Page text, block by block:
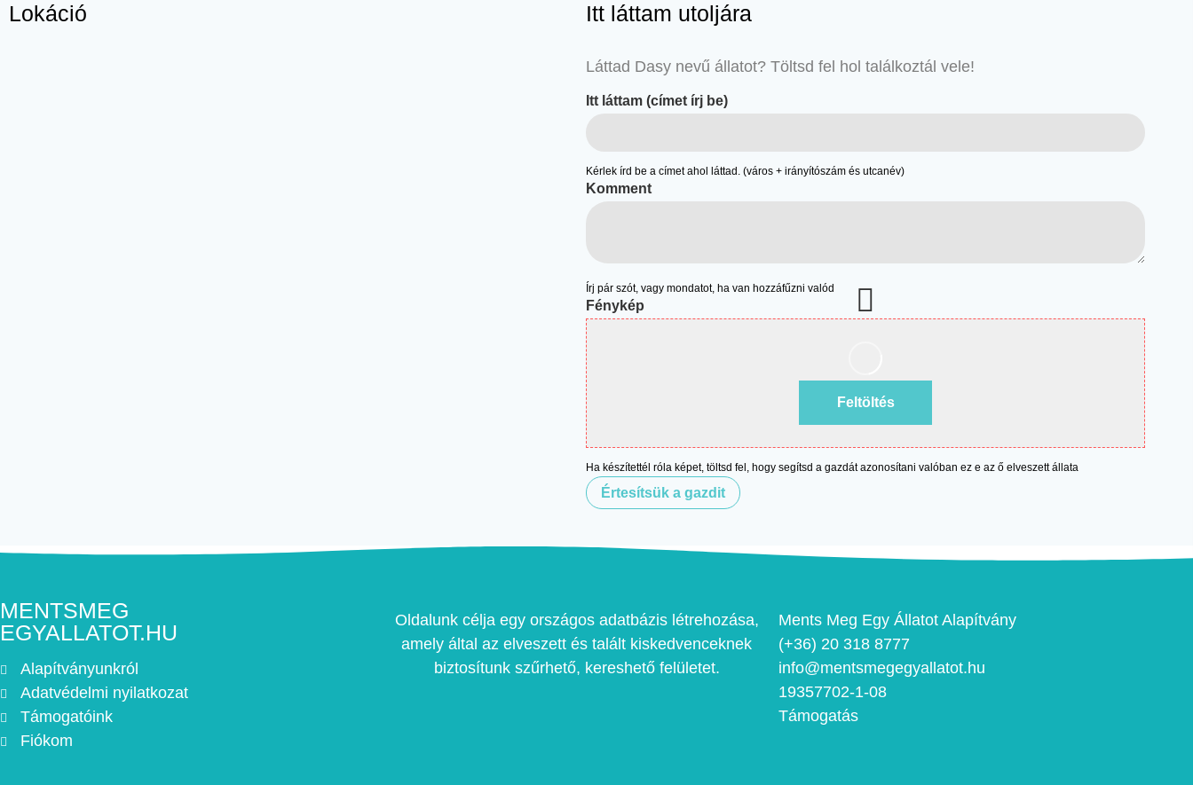
Lokáció Itt láttam utoljára
Láttad Dasy nevű állatot? Töltsd fel hol találkoztál vele!
Itt láttam (címet írj be)
Kérlek írd be a címet ahol láttad. (város + irányítószám és utcanév)
Komment
Írj pár szót, vagy mondatot, ha van hozzáfűzni valód
Fénykép
Feltöltés
Ha készítettél róla képet, töltsd fel, hogy segítsd a gazdát azonosítani valóban ez e az ő elveszett állata
Értesítsük a gazdit
MENTSMEG
EGYALLATOT.HU
Alapítványunkról
Adatvédelmi nyilatkozat
Támogatóink
Fiókom
Oldalunk célja egy országos adatbázis létrehozása,
amely által az elveszett és talált kiskedvenceknek
biztosítunk szűrhető, kereshető felületet.
Ments Meg Egy Állatot Alapítvány
(+36) 20 318 8777
info@mentsmegegyallatot.hu
19357702-1-08
Támogatás